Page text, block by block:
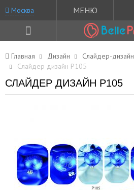
Москва МЕНЮ
Главная Дизайн Слайдер-дизайн
Слайдер дизайн P105
СЛАЙДЕР ДИЗАЙН P105